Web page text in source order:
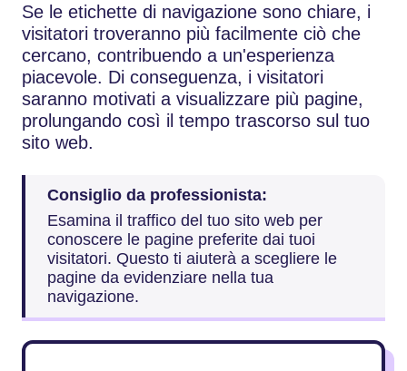
Se le etichette di navigazione sono chiare, i
visitatori troveranno più facilmente ciò che
cercano, contribuendo a un'esperienza
piacevole. Di conseguenza, i visitatori
saranno motivati a visualizzare più pagine,
prolungando così il tempo trascorso sul tuo
sito web.
Consiglio da professionista:
Esamina il traffico del tuo sito web per
conoscere le pagine preferite dai tuoi
visitatori. Questo ti aiuterà a scegliere le
pagine da evidenziare nella tua
navigazione.